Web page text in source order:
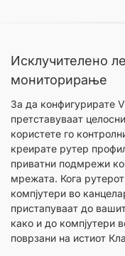
Исклучителено
мониторирање
За да конфигурирате
претставуваат
користете го
креирате рутер
приватни подмрежи
мрежата. Кога
компјутери во
пристапуваат до
како и до компјутери
поврзани на истиот